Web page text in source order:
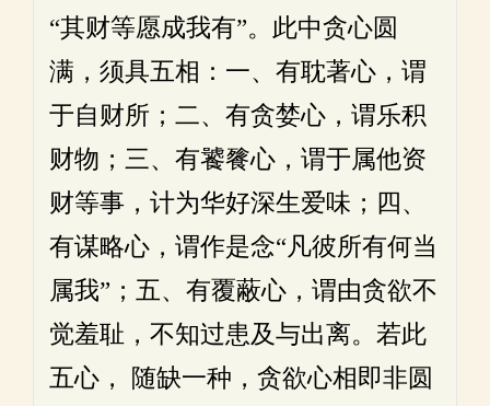
“其财等愿成我有”。此中贪心圆
满，须具五相：一、有耽著心，谓
于自财所；二、有贪婪心，谓乐积
财物；三、有饕餮心，谓于属他资
财等事，计为华好深生爱味；四、
有谋略心，谓作是念“凡彼所有何当
属我”；五、有覆蔽心，谓由贪欲不
觉羞耻，不知过患及与出离。若此
五心， 随缺一种，贪欲心相即非圆